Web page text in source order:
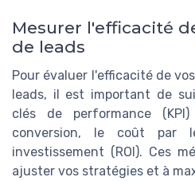
Mesurer l'efficacité
de leads
Pour évaluer l'efficacité de
leads, il est important de
clés de performance
conversion, le coût
investissement (ROI). Ces
ajuster vos stratégies et à